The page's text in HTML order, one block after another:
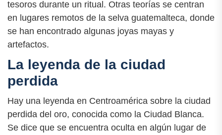
tesoros durante un ritual. Otras teorías se centran
en lugares remotos de la selva guatemalteca, donde
se han encontrado algunas joyas mayas y
artefactos.
La leyenda de la ciudad
perdida
Hay una leyenda en Centroamérica sobre la ciudad
perdida del oro, conocida como la Ciudad Blanca.
Se dice que se encuentra oculta en algún lugar de